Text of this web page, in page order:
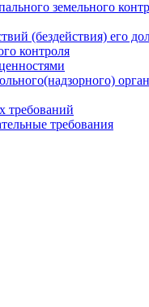
земельного
(бездействия) его
контроля
требований
требования